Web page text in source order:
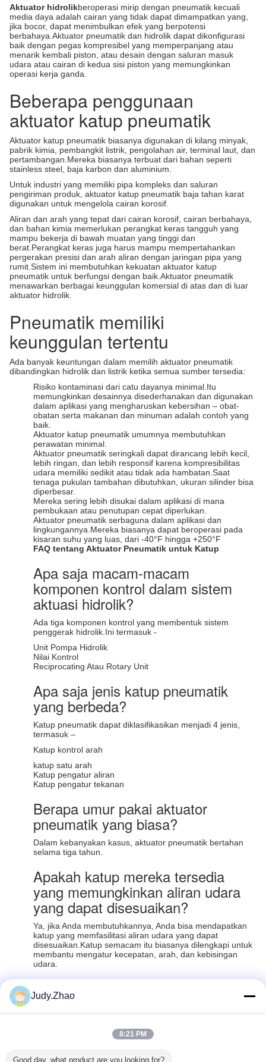
Aktuator hidrolikberoperasi mirip dengan pneumatik kecuali
media daya adalah cairan yang tidak dapat dimampatkan yang,
jika bocor, dapat menimbulkan efek yang berpotensi
berbahaya.Aktuator pneumatik dan hidrolik dapat dikonfigurasi
baik dengan pegas kompresibel yang memperpanjang atau
menarik kembali piston, atau desain dengan saluran masuk
udara atau cairan di kedua sisi piston yang memungkinkan
operasi kerja ganda.
Beberapa penggunaan
aktuator katup pneumatik
Aktuator katup pneumatik biasanya digunakan di kilang minyak,
pabrik kimia, pembangkit listrik, pengolahan air, terminal laut, dan
pertambangan.Mereka biasanya terbuat dari bahan seperti
stainless steel, baja karbon dan aluminium.
Untuk industri yang memiliki pipa kompleks dan saluran
pengiriman produk, aktuator katup pneumatik baja tahan karat
digunakan untuk mengelola cairan korosif.
Aliran dan arah yang tepat dari cairan korosif, cairan berbahaya,
dan bahan kimia memerlukan perangkat keras tangguh yang
mampu bekerja di bawah muatan yang tinggi dan
berat.Perangkat keras juga harus mampu mempertahankan
pergerakan presisi dan arah aliran dengan jaringan pipa yang
rumit.Sistem ini membutuhkan kekuatan aktuator katup
pneumatik untuk berfungsi dengan baik.Aktuator pneumatik
menawarkan berbagai keunggulan komersial di atas dan di luar
aktuator hidrolik.
Pneumatik memiliki
keunggulan tertentu
Ada banyak keuntungan dalam memilih aktuator pneumatik
dibandingkan hidrolik dan listrik ketika semua sumber tersedia:
Risiko kontaminasi dari catu dayanya minimal.Itu
memungkinkan desainnya disederhanakan dan digunakan
dalam aplikasi yang mengharuskan kebersihan – obat-
obatan serta makanan dan minuman adalah contoh yang
baik.
Aktuator katup pneumatik umumnya membutuhkan
perawatan minimal.
Aktuator pneumatik seringkali dapat dirancang lebih kecil,
lebih ringan, dan lebih responsif karena kompresibilitas
udara memiliki sedikit atau tidak ada hambatan.Saat
tenaga pukulan tambahan dibutuhkan, ukuran silinder bisa
diperbesar.
Mereka sering lebih disukai dalam aplikasi di mana
pembukaan atau penutupan cepat diperlukan.
Aktuator pneumatik serbaguna dalam aplikasi dan
lingkungannya.Mereka biasanya dapat beroperasi pada
kisaran suhu yang luas, dari -40°F hingga +250°F
FAQ tentang Aktuator Pneumatik untuk Katup
Apa saja macam-macam
komponen kontrol dalam sistem
aktuasi hidrolik?
Ada tiga komponen kontrol yang membentuk sistem
penggerak hidrolik.Ini termasuk -
Unit Pompa Hidrolik
Nilai Kontrol
Reciprocating Atau Rotary Unit
Apa saja jenis katup pneumatik
yang berbeda?
Katup pneumatik dapat diklasifikasikan menjadi 4 jenis,
termasuk –
Katup kontrol arah
katup satu arah
Katup pengatur aliran
Katup pengatur tekanan
Berapa umur pakai aktuator
pneumatik yang biasa?
Dalam kebanyakan kasus, aktuator pneumatik bertahan
selama tiga tahun.
Apakah katup mereka tersedia
yang memungkinkan aliran udara
yang dapat disesuaikan?
Ya, jika Anda membutuhkannya, Anda bisa mendapatkan
katup yang memfasilitasi aliran udara yang dapat
disesuaikan.Katup semacam itu biasanya dilengkapi untuk
membantu mengatur kecepatan, arah, dan kebisingan
udara.
Recommended Products
Judy.Zhao
8:21 PM
Good day, what product are you looking for?